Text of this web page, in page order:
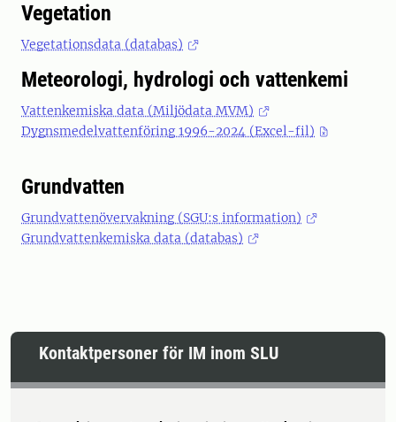
Vegetation
Vegetationsdata (databas)
Meteorologi, hydrologi och vattenkemi
Vattenkemiska data (Miljödata MVM)
Dygnsmedelvattenföring 1996-2024 (Excel-fil)
Grundvatten
Grundvattenövervakning (SGU:s information)
Grundvattenkemiska data (databas)
Kontaktpersoner för IM inom SLU